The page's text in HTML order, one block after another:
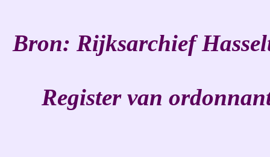
Bron: Rijksarchief
Register van